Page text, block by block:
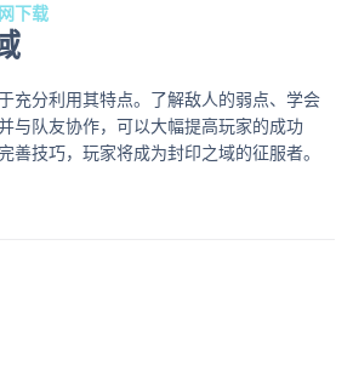
下载
充分利用其特点。了解敌人的弱点、学会
与队友协作，可以大幅提高玩家的成功
善技巧，玩家将成为封印之域的征服者。